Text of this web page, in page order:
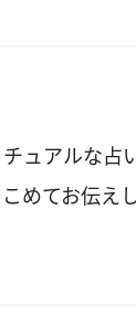
ュアルな占
めてお伝えし